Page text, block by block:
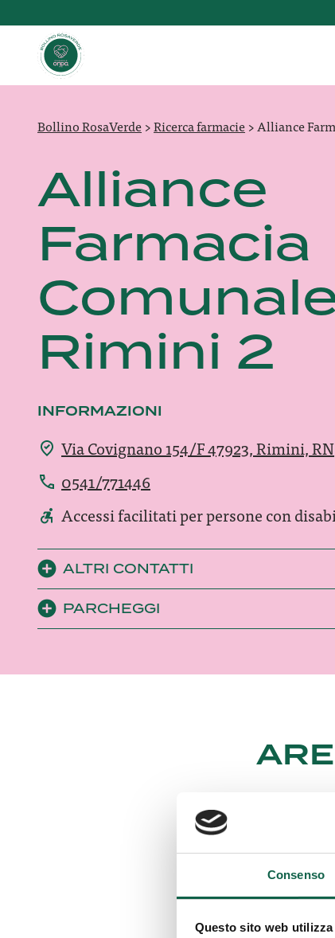
Consenso
Questo sito web
Bollino RosaVerde>Ricerca farmacie>Alliance
Alliance
Farmacia
Rimini 2
INFORMAZIONI
Via Covignano 154/F 47923, Rimini, RN
0541/771446
Accessi facilitati per persone con
ALTRI CONTATTI
PARCHEGGI